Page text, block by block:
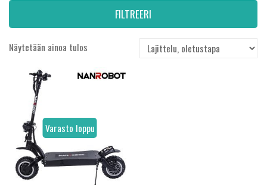
FILTREERI
Näytetään ainoa tulos
Varasto loppu